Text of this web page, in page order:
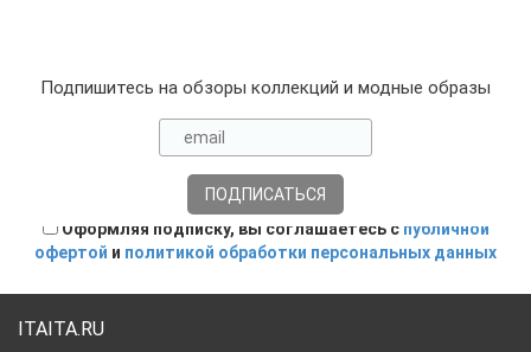
Подпишитесь на обзоры коллекций и модные образы
Оформляя подписку, вы соглашаетесь с публичной
офертой и политикой обработки персональных данных
ITAITA.RU